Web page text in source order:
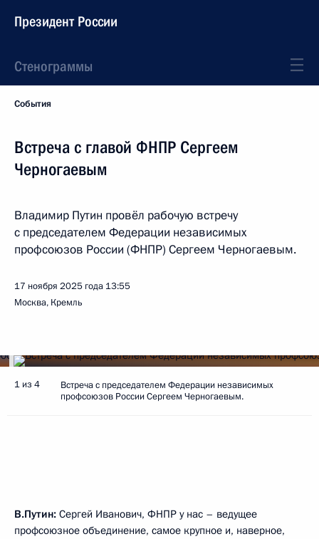
Президент России
Стенограммы
События
Встреча с главой ФНПР Сергеем
Черногаевым
Владимир Путин провёл рабочую встречу
с председателем Федерации независимых
профсоюзов России (ФНПР) Сергеем Черногаевым.
17 ноября 2025 года 13:55
Москва, Кремль
1 из 4
Встреча с председателем Федерации независимых
профсоюзов России Сергеем Черногаевым.
В.Путин: Сергей Иванович, ФНПР у нас – ведущее
профсоюзное объединение, самое крупное и, наверное,